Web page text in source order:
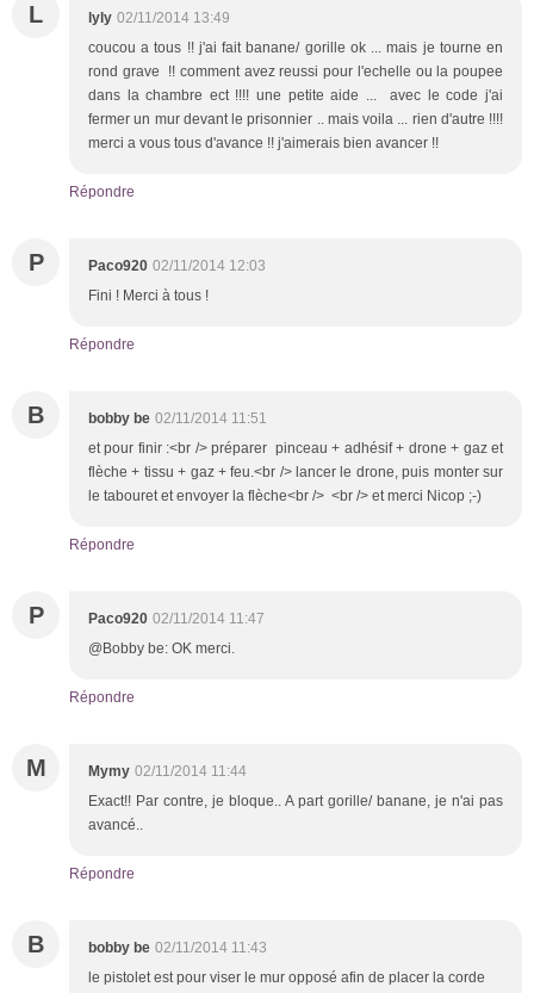
L lyly 02/11/2014 13:49
coucou a tous !! j'ai fait banane/ gorille ok ... mais je tourne en
rond grave !! comment avez reussi pour l'echelle ou la poupee
dans la chambre ect !!!! une petite aide ... avec le code j'ai
fermer un mur devant le prisonnier .. mais voila ... rien d'autre !!!!
merci a vous tous d'avance !! j'aimerais bien avancer !!
Répondre
P Paco920 02/11/2014 12:03
Fini ! Merci à tous !
Répondre
B bobby be 02/11/2014 11:51
et pour finir :<br /> préparer pinceau + adhésif + drone + gaz et
flèche + tissu + gaz + feu.<br /> lancer le drone, puis monter sur
le tabouret et envoyer la flèche<br /> <br /> et merci Nicop ;-)
Répondre
P Paco920 02/11/2014 11:47
@Bobby be: OK merci.
Répondre
M Mymy 02/11/2014 11:44
Exact!! Par contre, je bloque.. A part gorille/ banane, je n'ai pas
avancé..
Répondre
B bobby be 02/11/2014 11:43
le pistolet est pour viser le mur opposé afin de placer la corde